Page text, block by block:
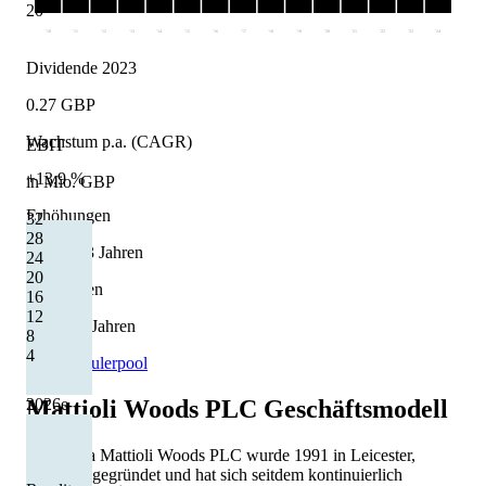
20
2026e
EBIT
in Mio. GBP
32
28
24
20
16
12
8
4
'12 '14 '16 '17 '20 '21 '22 '23 '24
Dividende 2023
0.27 GBP
Wachstum p.a. (CAGR)
+13,9 %
Erhöhungen
11 von 13 Jahren
Kürzungen
0 von 13 Jahren
Quelle: Eulerpool
Mattioli Woods PLC Geschäftsmodell
Die Firma Mattioli Woods PLC wurde 1991 in Leicester,
England, gegründet und hat sich seitdem kontinuierlich